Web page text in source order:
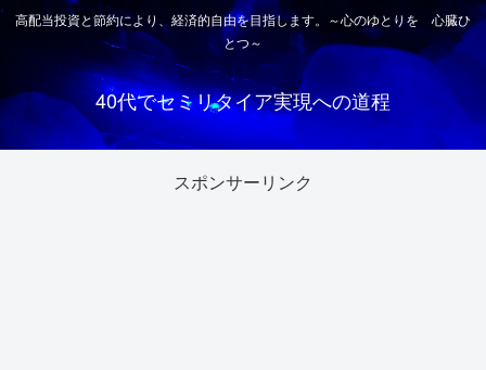
高配当投資と節約により、経済的自由を目指します。～心のゆとりを 心臓ひ
とつ～
40代でセミリタイア実現への道程
スポンサーリンク